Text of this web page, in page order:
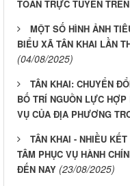
TOÁN TRỰC TUYẾN
MỘT SỐ HÌNH ẢNH
BIỂU XÃ TÂN KHAI LẦN
(04/08/2025)
TÂN KHAI: CHUYỂN
BỐ TRÍ NGUỒN LỰC
VỤ CỦA ĐỊA PHƯƠNG
TÂN KHAI - NHIỀU
TÂM PHỤC VỤ HÀNH
ĐẾN NAY (23/08/2025)